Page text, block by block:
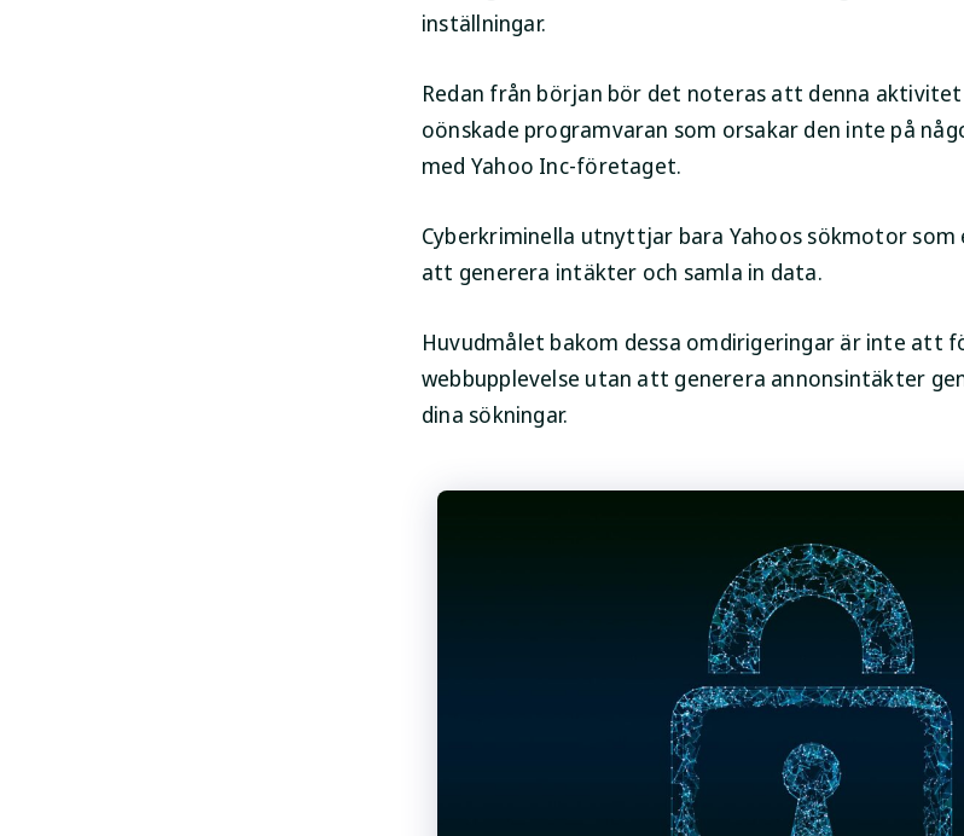
inställningar.
Redan från början bör det noteras att denna
oönskade programvaran som orsakar den inte på
med Yahoo Inc-företaget.
Cyberkriminella utnyttjar bara Yahoos sökmotor
att generera intäkter och samla in data.
Huvudmålet bakom dessa omdirigeringar är inte att
webbupplevelse utan att generera annonsintäkter
dina sökningar.